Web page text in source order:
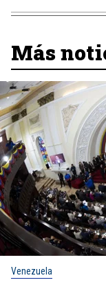
Más
Venezuela